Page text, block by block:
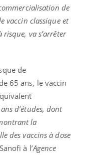
de
vaccin classique et
va s’arrêter
de
65 ans, le vaccin
d’études, dont
la
des vaccins à dose
à l’Agence